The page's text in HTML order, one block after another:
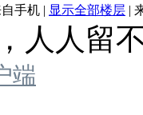
手机 | 显示全部楼层 |
人人留
端